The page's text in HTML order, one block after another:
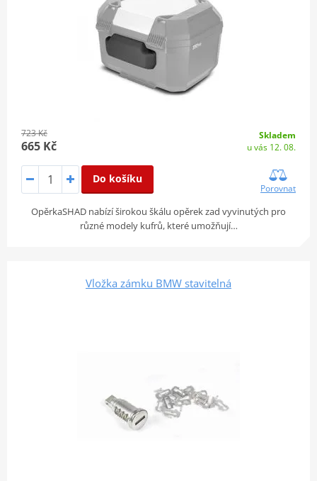
723 Kč
665 Kč
Skladem
u vás 12. 08.
Do košíku
Porovnat
OpěrkaSHAD nabízí širokou škálu opěrek zad vyvinutých pro
různé modely kufrů, které umožňují…
Vložka zámku BMW stavitelná